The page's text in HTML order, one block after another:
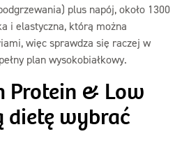
plus napój, około 1300
i elastyczna, którą można
więc sprawdza się raczej w
plan wysokobiałkowy.
Protein & Low
wybrać